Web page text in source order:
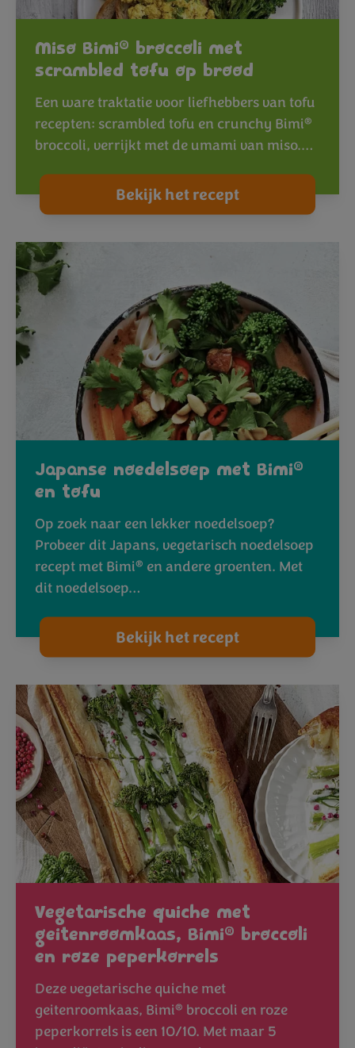
Miso Bimi® broccoli met
scrambled tofu op brood
Een ware traktatie voor liefhebbers van tofu
recepten: scrambled tofu en crunchy Bimi®
broccoli, verrijkt met de umami van miso.…
Bekijk het recept
Japanse noedelsoep met Bimi®
en tofu
Op zoek naar een lekker noedelsoep?
Probeer dit Japans, vegetarisch noedelsoep
recept met Bimi® en andere groenten. Met
dit noedelsoep…
Bekijk het recept
Vegetarische quiche met
geitenroomkaas, Bimi® broccoli
en roze peperkorrels
Deze vegetarische quiche met
geitenroomkaas, Bimi® broccoli en roze
peperkorrels is een 10/10. Met maar 5